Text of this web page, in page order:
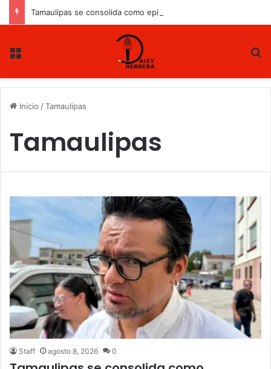
Inicio /Tamaulipas
Tamaulipas
Staff agosto 8, 2026 0